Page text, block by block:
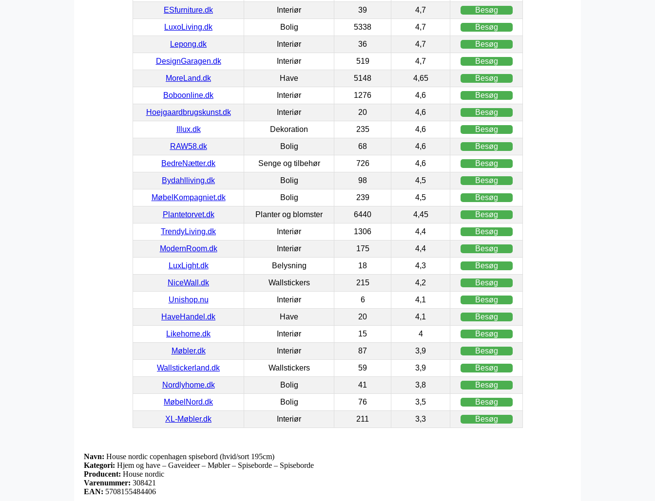
ESfurniture.dk Interiør 39 4,7 Besøg
LuxoLiving.dk Bolig 5338 4,7 Besøg
Lepong.dk Interiør 36 4,7 Besøg
DesignGaragen.dk Interiør 519 4,7 Besøg
MoreLand.dk Have 5148 4,65 Besøg
Boboonline.dk Interiør 1276 4,6 Besøg
Hoejgaardbrugskunst.dk Interiør 20 4,6 Besøg
Illux.dk Dekoration 235 4,6 Besøg
RAW58.dk Bolig 68 4,6 Besøg
BedreNætter.dk Senge og tilbehør 726 4,6 Besøg
Bydahlliving.dk Bolig 98 4,5 Besøg
MøbelKompagniet.dk Bolig 239 4,5 Besøg
Plantetorvet.dk Planter og blomster 6440 4,45 Besøg
TrendyLiving.dk Interiør 1306 4,4 Besøg
ModernRoom.dk Interiør 175 4,4 Besøg
LuxLight.dk Belysning 18 4,3 Besøg
NiceWall.dk Wallstickers 215 4,2 Besøg
Unishop.nu Interiør 6 4,1 Besøg
HaveHandel.dk Have 20 4,1 Besøg
Likehome.dk Interiør 15 4 Besøg
Møbler.dk Interiør 87 3,9 Besøg
Wallstickerland.dk Wallstickers 59 3,9 Besøg
Nordlyhome.dk Bolig 41 3,8 Besøg
MøbelNord.dk Bolig 76 3,5 Besøg
XL-Møbler.dk Interiør 211 3,3 Besøg
Navn: House nordic copenhagen spisebord (hvid/sort 195cm)
Kategori: Hjem og have – Gaveideer – Møbler – Spiseborde – Spiseborde
Producent: House nordic
Varenummer: 308421
EAN: 5708155484406